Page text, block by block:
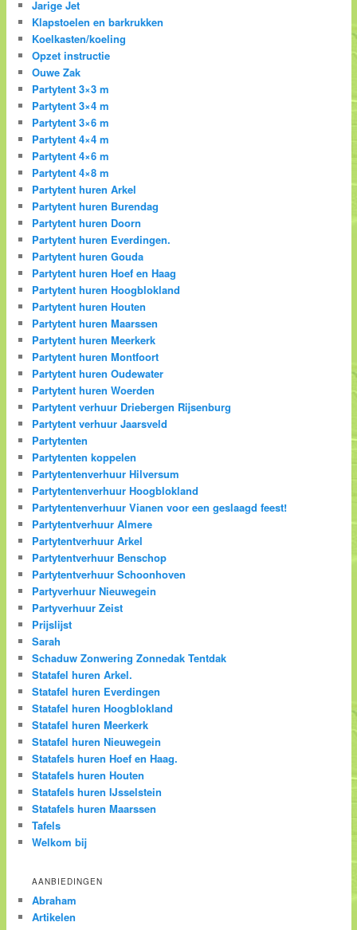
Jarige Jet
Klapstoelen en barkrukken
Koelkasten/koeling
Opzet instructie
Ouwe Zak
Partytent 3×3 m
Partytent 3×4 m
Partytent 3×6 m
Partytent 4×4 m
Partytent 4×6 m
Partytent 4×8 m
Partytent huren Arkel
Partytent huren Burendag
Partytent huren Doorn
Partytent huren Everdingen.
Partytent huren Gouda
Partytent huren Hoef en Haag
Partytent huren Hoogblokland
Partytent huren Houten
Partytent huren Maarssen
Partytent huren Meerkerk
Partytent huren Montfoort
Partytent huren Oudewater
Partytent huren Woerden
Partytent verhuur Driebergen Rijsenburg
Partytent verhuur Jaarsveld
Partytenten
Partytenten koppelen
Partytentenverhuur Hilversum
Partytentenverhuur Hoogblokland
Partytentenverhuur Vianen voor een geslaagd feest!
Partytentverhuur Almere
Partytentverhuur Arkel
Partytentverhuur Benschop
Partytentverhuur Schoonhoven
Partyverhuur Nieuwegein
Partyverhuur Zeist
Prijslijst
Sarah
Schaduw Zonwering Zonnedak Tentdak
Statafel huren Arkel.
Statafel huren Everdingen
Statafel huren Hoogblokland
Statafel huren Meerkerk
Statafel huren Nieuwegein
Statafels huren Hoef en Haag.
Statafels huren Houten
Statafels huren IJsselstein
Statafels huren Maarssen
Tafels
Welkom bij
AANBIEDINGEN
Abraham
Artikelen